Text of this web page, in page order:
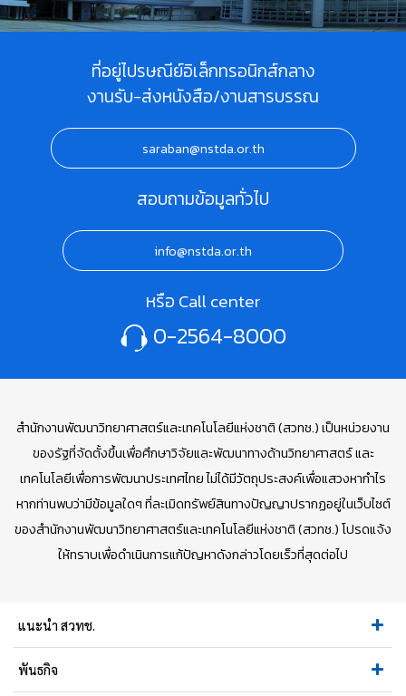
ที่อยู่ไปรษณีย์อิเล็กทรอนิกส์กลาง
งานรับ-ส่งหนังสือ/งานสารบรรณ
saraban@nstda.or.th
สอบถามข้อมูลทั่วไป
info@nstda.or.th
หรือ Call center
0-2564-8000
สำนักงานพัฒนาวิทยาศาสตร์และเทคโนโลยีแห่งชาติ (สวทช.) เป็นหน่วยงาน
ของรัฐที่จัดตั้งขึ้นเพื่อศึกษาวิจัยและพัฒนาทางด้านวิทยาศาสตร์ และ
เทคโนโลยีเพื่อการพัฒนาประเทศไทย ไม่ได้มีวัตถุประสงค์เพื่อแสวงหากำไร
หากท่านพบว่ามีข้อมูลใดๆ ที่ละเมิดทรัพย์สินทางปัญญาปรากฏอยู่ในเว็บไซต์
ของสำนักงานพัฒนาวิทยาศาสตร์และเทคโนโลยีแห่งชาติ (สวทช.) โปรดแจ้ง
ให้ทราบเพื่อดำเนินการแก้ปัญหาดังกล่าวโดยเร็วที่สุดต่อไป
แนะนำ สวทช.
พันธกิจ